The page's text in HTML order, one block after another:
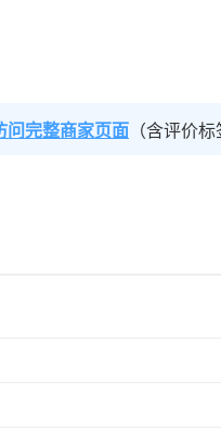
问完整商家页面 （含评价